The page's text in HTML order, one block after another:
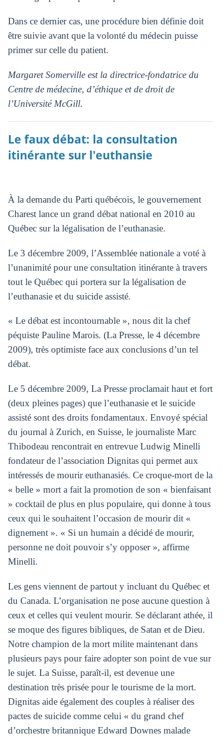
Dans ce dernier cas, une procédure bien définie doit
être suivie avant que la volonté du médecin puisse
primer sur celle du patient.
Margaret Somerville est la directrice-fondatrice du
Centre de médecine, d’éthique et de droit de
l’Université McGill.
Le faux débat: la consultation
itinérante sur l'euthansie
À la demande du Parti québécois, le gouvernement
Charest lance un grand débat national en 2010 au
Québec sur la légalisation de l’euthanasie.
Le 3 décembre 2009, l’Assemblée nationale a voté à
l’unanimité pour une consultation itinérante à travers
tout le Québec qui portera sur la légalisation de
l’euthanasie et du suicide assisté.
« Le débat est incontournable », nous dit la chef
péquiste Pauline Marois. (La Presse, le 4 décembre
2009), très optimiste face aux conclusions d’un tel
débat.
Le 5 décembre 2009, La Presse proclamait haut et fort
(deux pleines pages) que l’euthanasie et le suicide
assisté sont des droits fondamentaux. Envoyé spécial
du journal à Zurich, en Suisse, le journaliste Marc
Thibodeau rencontrait en entrevue Ludwig Minelli
fondateur de l’association Dignitas qui permet aux
intéressés de mourir euthanasiés. Ce croque-mort de la
« belle » mort a fait la promotion de son « bienfaisant
» cocktail de plus en plus populaire, qui donne à tous
ceux qui le souhaitent l’occasion de mourir dit «
dignement ». « Si un humain a décidé de mourir,
personne ne doit pouvoir s’y opposer », affirme
Minelli.
Les gens viennent de partout y incluant du Québec et
du Canada. L’organisation ne pose aucune question à
ceux et celles qui veulent mourir. Se déclarant athée, il
se moque des figures bibliques, de Satan et de Dieu.
Notre champion de la mort milite maintenant dans
plusieurs pays pour faire adopter son point de vue sur
le sujet. La Suisse, paraît-il, est devenue une
destination très prisée pour le tourisme de la mort.
Dignitas aide également des couples à réaliser des
pactes de suicide comme celui « du grand chef
d’orchestre britannique Edward Downes malade